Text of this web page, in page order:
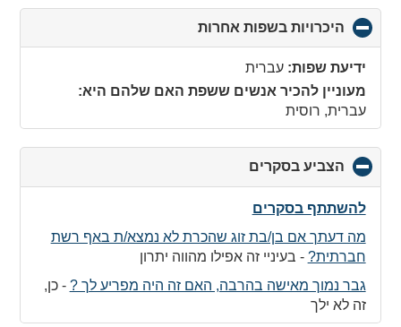
היכרויות בשפות אחרות
to
ידיעת שפות: עברית
מעוניין להכיר אנשים ששפת האם שלהם היא:
עברית, רוסית
הצביע בסקרים
to
להשתתף בסקרים
מה דעתך אם בן/בת זוג שהכרת לא נמצא/ת באף רשת
חברתית? - בעיניי זה אפילו מהווה יתרון
גבר נמוך מאישה בהרבה, האם זה היה מפריע לך ? -כן,
זה לא ילך